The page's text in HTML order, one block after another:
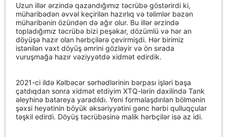
Uzun illər ərzində qazandığımız təcrübə göstərirdi ki,
müharibədən əvvəl keçirilən hazırlıq və təlimlər bəzən
müharibənin özündən də ağır olur. Bu illər ərzində
topladığımız təcrübə bizi peşəkar, dözümlü və hər an
döyüşə hazır olan hərbçilərə çevirmişdi. Hər birimiz
istənilən vaxt döyüş əmrini gözləyir və ön sırada
vuruşmağa hazır vəziyyətdə xidmət edirdik.
2021-ci ildə Kəlbəcər sərhədlərinin bərpası işləri başa
çatdıqdan sonra xidmət etdiyim XTQ-lərin daxilində Tank
əleyhinə batareya yaradıldı. Yeni formalaşdırılan bölmənin
şəxsi heyətinin böyük əksəriyyətini gənc hərbi qulluqçular
təşkil edirdi. Döyüş təcrübəsinə malik hərbçilər isə az idi.